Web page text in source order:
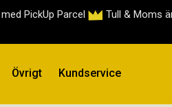
PickUp Parcel Tull & Moms
Övrigt Kundservice